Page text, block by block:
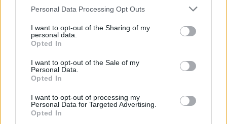
Personal Data Processing Opt Outs
I want to opt-out of the Sharing of my
personal data.
Opted In
I want to opt-out of the Sale of my
Personal Data.
Opted In
I want to opt-out of processing my
Personal Data for Targeted Advertising.
Opted In
Vybrané články